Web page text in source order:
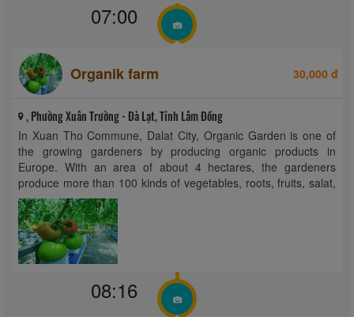
07:00
Organik farm 30,000 đ
, Phường Xuân Trường - Đà Lạt, Tỉnh Lâm Đồng
In Xuan Tho Commune, Dalat City, Organic Garden is one of
the growing gardeners by producing organic products in
Europe. With an area of about 4 hectares, the gardeners
produce more than 100 kinds of vegetables, roots, fruits, salat,
mini vegetables can be eaten immediately, is cultivated by the
standard ...
08:16